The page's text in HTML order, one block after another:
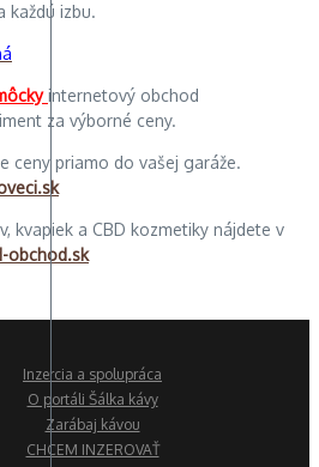
každú izbu.
internetový obchod
za výborné ceny.
ceny priamo do vašej garáže.
kvapiek a CBD kozmetiky nájdete v
obchod.sk
Inzercia a spolupráca
O portáli Šálka kávy
Zarábaj kávou
CHCEM INZEROVAŤ